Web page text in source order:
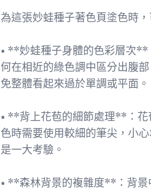
為這張妙蛙種子著色頁塗色時
• **妙蛙種子身體的色彩層次**
何在相近的綠色調中區分出腹
免整體看起來過於單調或平面。
• **背上花苞的細節處理**：花
色時需要使用較細的筆尖，小
是一大考驗。
• **森林背景的複雜度**：背景